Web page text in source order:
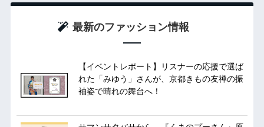
最新のファッション情報
【イベントレポート】リスナーの応援で選ば
れた「みゆう」さんが、京都きもの友禅の振
袖姿で晴れの舞台へ！